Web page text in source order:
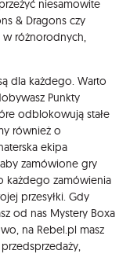
niesamowite
& Dragons czy
w różnorodnych,
dla każdego. Warto
Punkty
odblokowują stałe
również o
ekipa
zamówione gry
każdego zamówienia
przesyłki. Gdy
od nas Mystery Boxa
na Rebel.pl masz